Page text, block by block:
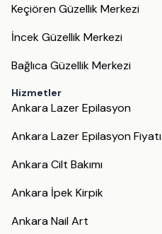
Keçiören Güzellik Merkezi
İncek Güzellik Merkezi
Bağlıca Güzellik Merkezi
Hizmetler
Ankara Lazer Epilasyon
Ankara Lazer Epilasyon Fiyatı
Ankara Cilt Bakımı
Ankara İpek Kirpik
Ankara Nail Art